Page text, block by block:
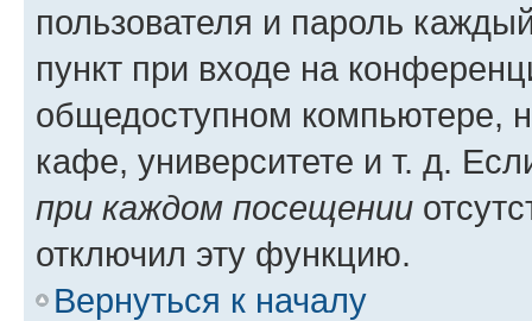
пользователя и пароль
пункт при входе на
общедоступном компьютере,
кафе, университете и т. д.
при каждом посещении
отключил эту функцию.
Вернуться к началу